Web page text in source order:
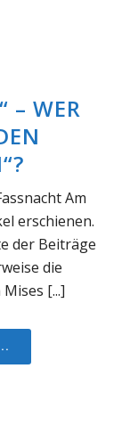
– WER
Am
erschienen.
der Beiträge
die
[...]